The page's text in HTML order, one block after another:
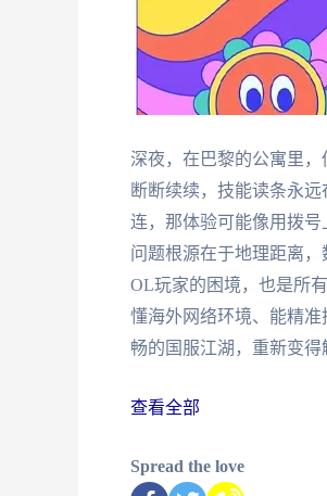
深夜，在巴黎的公寓里
断断续续，技能读条永
连，那体验可能像用拨
问题根源在于地理距离
OL玩家的困境，也是所
懂海外网络环境、能精
畅的国服江湖，重新变得
查看全部
Spread the love